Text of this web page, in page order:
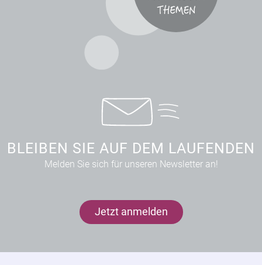
BLEIBEN SIE AUF DEM LAUFENDEN
Melden Sie sich für unseren Newsletter an!
Jetzt anmelden